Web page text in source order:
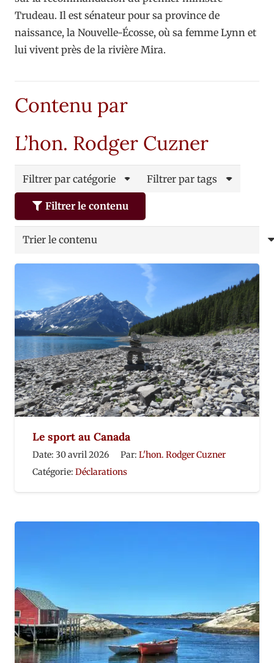
Trudeau. Il est sénateur pour sa province de
naissance, la Nouvelle-Écosse, où sa femme Lynn et
lui vivent près de la rivière Mira.
Contenu par
L’hon. Rodger Cuzner
Filtrer par catégorie Filtrer par tags
Filtrer le contenu
Le sport au Canada
Date: 30 avril 2026 Par: L'hon. Rodger Cuzner
Catégorie: Déclarations